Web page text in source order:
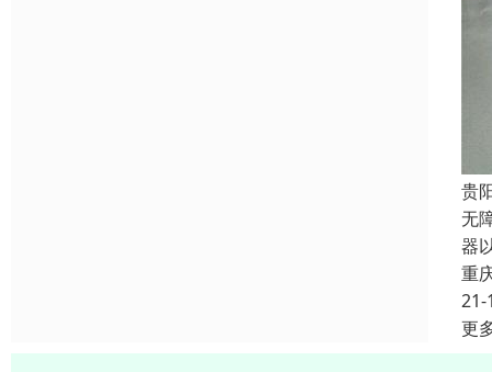
贵
无
器
重
21-
更